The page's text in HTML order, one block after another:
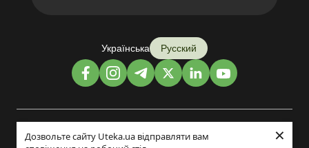
Дозвольте сайту Uteka.ua відправляти вам
×
Українська Русский
Дизайн и разработка: